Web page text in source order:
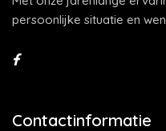
persoonlijke situatie en
Contactinformatie